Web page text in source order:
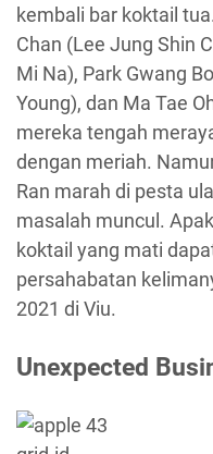
kembali bar koktail
Chan (Lee Jung Shin
Mi Na), Park Gwang
Young), dan Ma Tae
mereka tengah
dengan meriah.
Ran marah di pesta
masalah muncul.
koktail yang mati
persahabatan
2021 di Viu.
Unexpected